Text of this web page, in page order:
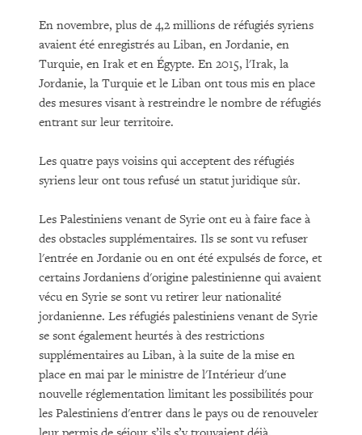
En novembre, plus de 4,2 millions de réfugiés syriens
avaient été enregistrés au Liban, en Jordanie, en
Turquie, en Irak et en Égypte. En 2015, l'Irak, la
Jordanie, la Turquie et le Liban ont tous mis en place
des mesures visant à restreindre le nombre de réfugiés
entrant sur leur territoire.
Les quatre pays voisins qui acceptent des réfugiés
syriens leur ont tous refusé un statut juridique sûr.
Les Palestiniens venant de Syrie ont eu à faire face à
des obstacles supplémentaires. Ils se sont vu refuser
l'entrée en Jordanie ou en ont été expulsés de force, et
certains Jordaniens d'origine palestinienne qui avaient
vécu en Syrie se sont vu retirer leur nationalité
jordanienne. Les réfugiés palestiniens venant de Syrie
se sont également heurtés à des restrictions
supplémentaires au Liban, à la suite de la mise en
place en mai par le ministre de l'Intérieur d'une
nouvelle réglementation limitant les possibilités pour
les Palestiniens d'entrer dans le pays ou de renouveler